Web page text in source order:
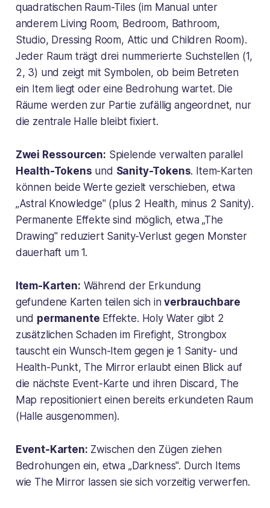
quadratischen Raum-Tiles (im Manual unter
anderem Living Room, Bedroom, Bathroom,
Studio, Dressing Room, Attic und Children Room).
Jeder Raum trägt drei nummerierte Suchstellen (1,
2, 3) und zeigt mit Symbolen, ob beim Betreten
ein Item liegt oder eine Bedrohung wartet. Die
Räume werden zur Partie zufällig angeordnet, nur
die zentrale Halle bleibt fixiert.
Zwei Ressourcen: Spielende verwalten parallel
Health-Tokens und Sanity-Tokens. Item-Karten
können beide Werte gezielt verschieben, etwa
„Astral Knowledge" (plus 2 Health, minus 2 Sanity).
Permanente Effekte sind möglich, etwa „The
Drawing" reduziert Sanity-Verlust gegen Monster
dauerhaft um 1.
Item-Karten: Während der Erkundung
gefundene Karten teilen sich inverbrauchbare
und permanente Effekte. Holy Water gibt 2
zusätzlichen Schaden im Firefight, Strongbox
tauscht ein Wunsch-Item gegen je 1 Sanity- und
Health-Punkt, The Mirror erlaubt einen Blick auf
die nächste Event-Karte und ihren Discard, The
Map repositioniert einen bereits erkundeten Raum
(Halle ausgenommen).
Event-Karten: Zwischen den Zügen ziehen
Bedrohungen ein, etwa „Darkness". Durch Items
wie The Mirror lassen sie sich vorzeitig verwerfen.